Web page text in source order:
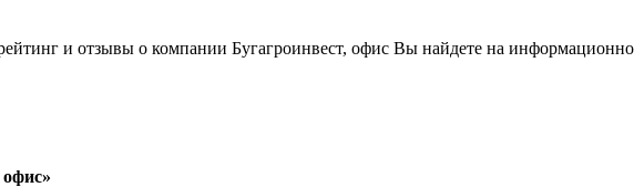
и отзывы о компании Бугагроинвест, офис Вы найдете на